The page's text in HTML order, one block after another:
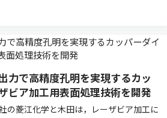
力で高精度孔明を実現するカッ
ビア加工用表面処理技術を開発
の菱江化学と木田は，レーザビア加工に